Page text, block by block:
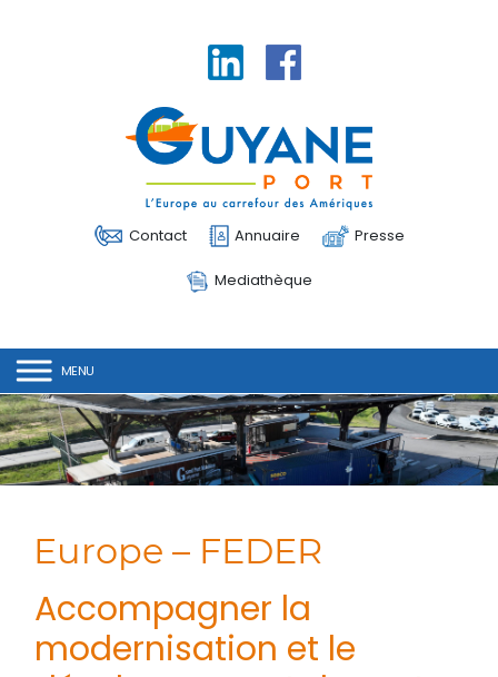
Linkedin
Contact Annuaire Presse
Mediathèque
Europe – FEDER
Accompagner la
modernisation et le